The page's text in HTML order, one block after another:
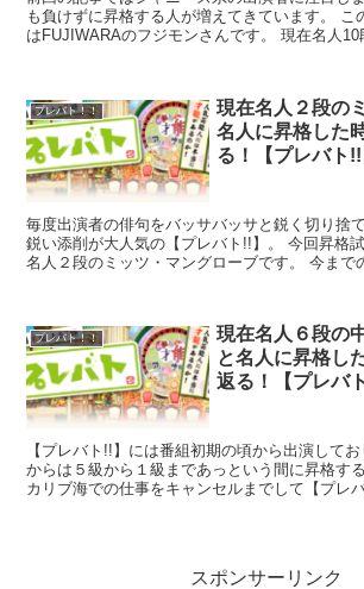
も負けずに昇格する人が増えてきています。 この記事で注目するの
はFUJIWARAのフジモンさんです。 現在名人10段の彼は永世名人を
プレバト！！
現在名人２段の
名人に昇格した
る！【プレバト!!
毎度出演者の俳句をバッサバッサと鋭く切り捨
鋭い添削が大人気の【プレバト!!】。 今回昇格試験に挑むのは、現在
名人２段のミッツ・マングローブです。 今までの成績をざっと調べ
プレバト！！
現在名人６段の
と名人に昇格し
返る！【プレバ
【プレバト!!】には番組初期の頃から出演して
からは５級から１級まであっという間に昇格す
カリブ海での仕事をキャンセルまでして【プレ
スポンサーリンク